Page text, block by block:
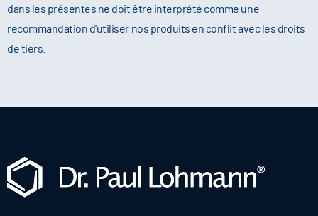
dans les présentes ne doit être interprété comme une
recommandation d'utiliser nos produits en conflit avec les droits
de tiers.